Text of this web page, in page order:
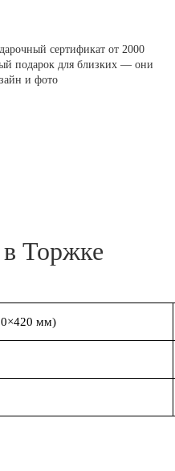
сертификат от 2000
подарок для близких — они
и фото
Торжке
мм)